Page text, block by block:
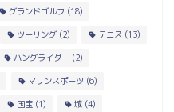
グランドゴルフ (18)
ツーリング (2) テニス (13)
ハングライダー (2)
マリンスポーツ (6)
国宝 (1) 城 (4)